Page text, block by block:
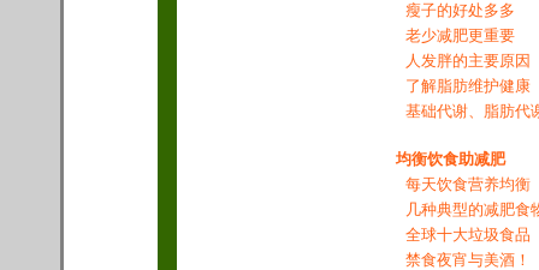
瘦子的好处多多
老少减肥更重要
人发胖的主要原因
了解脂肪维护健康
基础代谢、脂肪代
均衡饮食助减肥
每天饮食营养均衡
几种典型的减肥食
全球十大垃圾食品
禁食夜宵与美酒！